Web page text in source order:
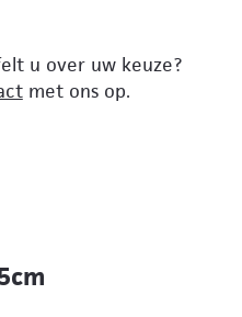
u over uw keuze?
met ons op.